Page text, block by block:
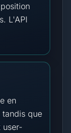
L'API
en
tandis que
user-